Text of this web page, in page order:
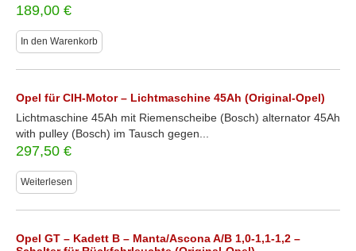
189,00 €
In den Warenkorb
Opel für CIH-Motor – Lichtmaschine 45Ah (Original-Opel)
Lichtmaschine 45Ah mit Riemenscheibe (Bosch) alternator 45Ah
with pulley (Bosch) im Tausch gegen...
297,50 €
Weiterlesen
Opel GT – Kadett B – Manta/Ascona A/B 1,0-1,1-1,2 –